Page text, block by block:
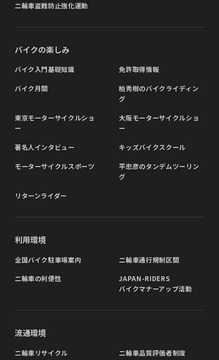
二輪車盗難防止強化運動
バイクの楽しみ
バイク入門基礎知識 免許取得情報
バイク月間
柏秀樹のバイクライディン
グ
東京モーターサイクルショ
ー
大阪モーターサイクルショ
ー
著名人インタビュー キッズバイクスクール
モーターサイクルスポーツ
平忠彦のタンデムツーリン
グ
リターンライダー
利用環境
全国バイク駐車場案内 二輪車通行規制区間
二輪車の利便性
JAPAN-RIDERS
バイクマナーアップ活動
流通環境
二輪車リサイクル 二輪車品質評価者制度